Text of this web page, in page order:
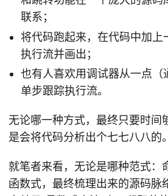
联系；
将代码跑起来，在代码中加
执行流并画出；
也有人喜欢用调试器从一点
单步跟踪执行流。
无论哪一种方式，最终只要时间
是会将代码分析出个七七八八的。
就笔者来看，无论是哪种范式：
函数式，最终梳理出来的源码脉